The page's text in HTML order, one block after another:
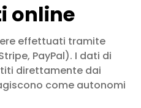
online
effettuati tramite
PayPal). I dati di
direttamente dai
come autonomi